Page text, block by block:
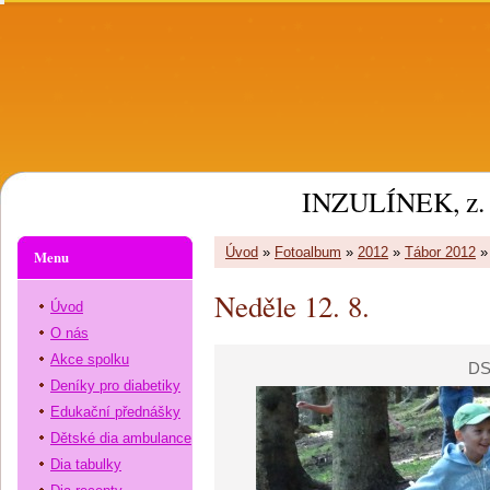
INZULÍNEK, z.
Úvod » Fotoalbum » 2012 » Tábor 2012
Neděle 12. 8.
Menu
Úvod
O nás
Akce spolku
Deníky pro diabetiky
Edukační přednášky
Dětské dia ambulance
Dia tabulky